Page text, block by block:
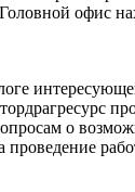
офис
о
проведение